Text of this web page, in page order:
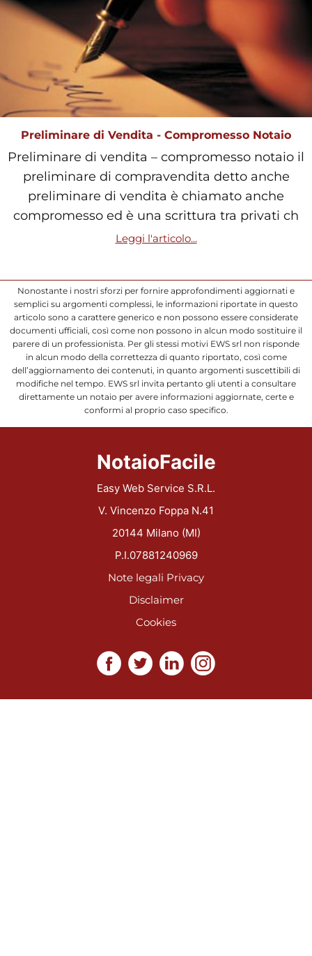
Preliminare di Vendita - Compromesso Notaio
Preliminare di vendita – compromesso notaio il
preliminare di compravendita detto anche
preliminare di vendita è chiamato anche
compromesso ed è una scrittura tra privati ch
Leggi l'articolo...
Nonostante i nostri sforzi per fornire approfondimenti aggiornati e
semplici su argomenti complessi, le informazioni riportate in questo
articolo sono a carattere generico e non possono essere considerate
documenti ufficiali, così come non possono in alcun modo sostituire il
parere di un professionista. Per gli stessi motivi EWS srl non risponde
in alcun modo della correttezza di quanto riportato, così come
dell’aggiornamento dei contenuti, in quanto argomenti suscettibili di
modifiche nel tempo. EWS srl invita pertanto gli utenti a consultare
direttamente un notaio per avere informazioni aggiornate, certe e
conformi al proprio caso specifico.
NotaioFacile
Easy Web Service S.R.L.
V. Vincenzo Foppa N.41
20144 Milano (MI)
P.I.07881240969
Note legali Privacy
Disclaimer
Cookies